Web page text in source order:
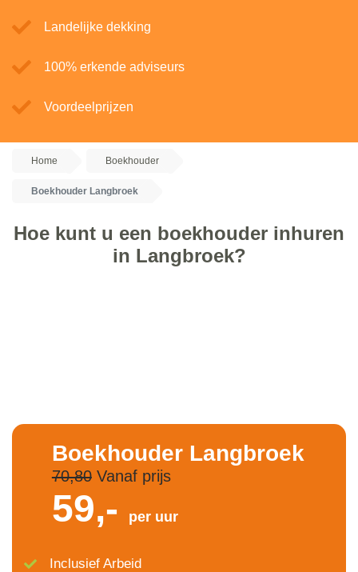
Landelijke dekking
100% erkende adviseurs
Voordeelprijzen
Home Boekhouder
Boekhouder Langbroek
Hoe kunt u een boekhouder inhuren
in Langbroek?
Boekhouder Langbroek
70,80Vanaf prijs
59,- per uur
Inclusief Arbeid